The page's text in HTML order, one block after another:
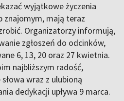
wyjątkowe życzenia
znajomym, mają teraz
Organizatorzy informują,
zgłoszeń do odcinków,
6, 13, 20 oraz 27 kwietnia.
najbliższym radość,
wraz z ulubioną
dedykacji upływa 9 marca.